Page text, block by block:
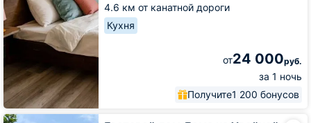
4.6 км от канатной дороги
Кухня
от24 000руб.
за 1 ночь
Получите1 200 бонусов
Гостевой